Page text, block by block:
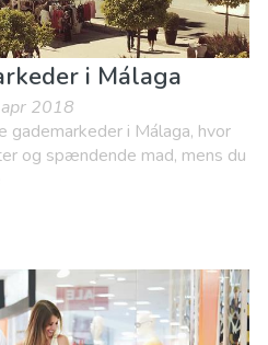
i Málaga
2018
gademarkeder i Málaga, hvor
og spændende mad, mens du